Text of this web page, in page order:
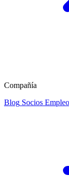
Compañía
Blog Socios